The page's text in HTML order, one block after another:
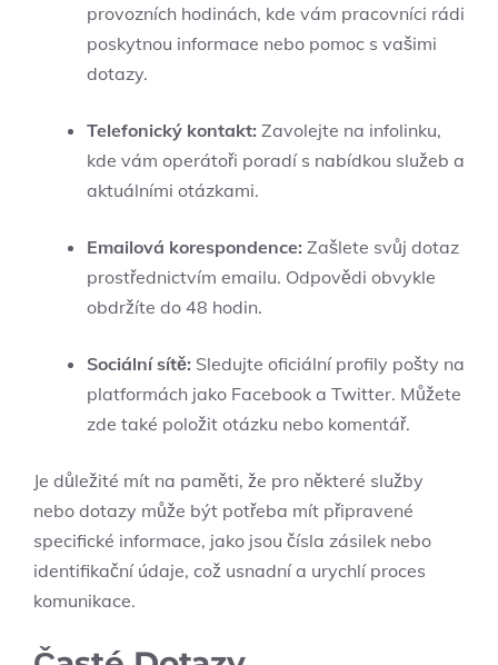
provozních ‌hodinách, kde vám pracovníci rádi
poskytnou informace nebo pomoc s vašimi ​
dotazy.
Telefonický kontakt: Zavolejte na infolinku,‍
kde vám operátoři⁤ poradí s nabídkou služeb⁣ a​
aktuálními otázkami.
Emailová korespondence: Zašlete svůj dotaz
prostřednictvím⁤ emailu. Odpovědi obvykle
obdržíte do 48 hodin.
Sociální sítě: Sledujte oficiální ‌profily pošty na
platformách jako‍ Facebook a Twitter. Můžete
zde také položit otázku nebo‍ komentář.
Je důležité mít na paměti, že pro ‍některé ⁣služby
nebo dotazy může být potřeba​ mít připravené‍
specifické informace, jako jsou čísla ⁤zásilek ⁣nebo
identifikační údaje, což usnadní a urychlí proces
komunikace.